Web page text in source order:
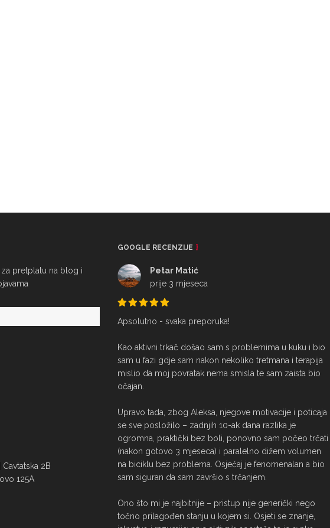
pretplatu na blog i
2B
125A
GOOGLE RECENZIJE
Petar Matić
prije 3 mjeseca
Apsolutno - svaka preporuka!
Kao aktivni trkač došao sam s problemima u kuku i bio
sam u fazi gdje sam nakon nekoliko tretmana i terapija
mislio da moj povratak nema smisla te sam zaista bio
očajan.
Upravo tada, zbog Aleksa, njegove motivacije i poticaja
se sve posložilo – zadnjih 10-ak dana razlika je
ogromna, praktički bez boli, ponovno sam počeo trčati
(nakon gotovo 3 mjeseca) i paralelno dižem volumen
na biciklu bez problema. Osjećaj je fenomenalan a bio
sam siguran da sam završio s trčanjem.
Ono što mi je najbitnije – pristup nije generički nego
točno prilagođen stanju u kojem si. Osjeti se znanje,